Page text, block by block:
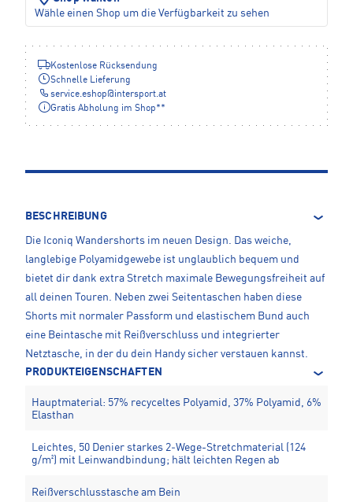
Wähle einen Shop um die Verfügbarkeit zu sehen
Kostenlose Rücksendung
Schnelle Lieferung
service.eshop@intersport.at
Gratis Abholung im Shop**
BESCHREIBUNG
Die Iconiq Wandershorts im neuen Design. Das weiche,
langlebige Polyamidgewebe ist unglaublich bequem und
bietet dir dank extra Stretch maximale Bewegungsfreiheit auf
all deinen Touren. Neben zwei Seitentaschen haben diese
Shorts mit normaler Passform und elastischem Bund auch
eine Beintasche mit Reißverschluss und integrierter
Netztasche, in der du dein Handy sicher verstauen kannst.
PRODUKTEIGENSCHAFTEN
Hauptmaterial: 57% recyceltes Polyamid, 37% Polyamid, 6%
Elasthan
Leichtes, 50 Denier starkes 2‑Wege-Stretchmaterial (124
g/m²) mit Leinwandbindung; hält leichten Regen ab
Reißverschlusstasche am Bein